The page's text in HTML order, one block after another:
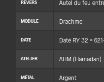
REVERS Autel du feu
MODULE Drachme
DATE Daté RY 32 =
ATELIER AHM (Hamadan)
MÉTAL Argent